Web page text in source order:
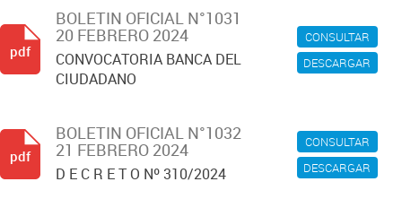
CONSULTAR
DESCARGAR
BOLETIN OFICIAL N°1031
20 FEBRERO 2024
CONVOCATORIA BANCA DEL
CIUDADANO
pdf
CONSULTAR
DESCARGAR
BOLETIN OFICIAL N°1032
21 FEBRERO 2024
D E C R E T O Nº 310/2024
pdf